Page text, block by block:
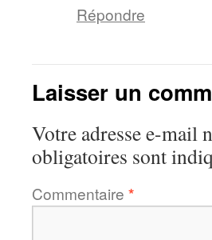
Répondre
Laisser un
Votre adresse e-mail
obligatoires sont
Commentaire *